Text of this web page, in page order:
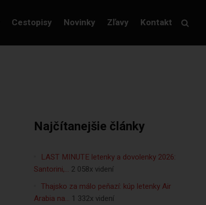
Cestopisy Novinky Zľavy Kontakt
Najčítanejšie články
LAST MINUTE letenky a dovolenky 2026:
Santorini,… 2 058x videní
Thajsko za málo peňazí: kúp letenky Air
Arabia na… 1 332x videní